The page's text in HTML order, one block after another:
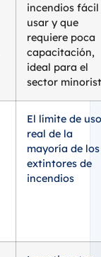
incendios fácil
usar y que
requiere poca
capacitación,
ideal para el
sector
El límite de uso
real de la
mayoría de los
extintores de
incendios